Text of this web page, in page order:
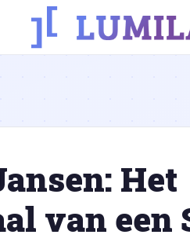
Het
van een